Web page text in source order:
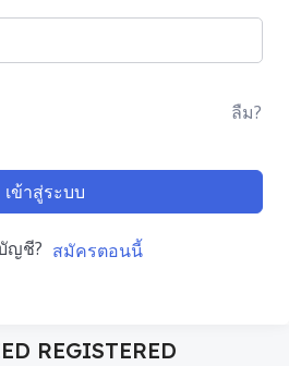
ลืม?
เข้าสู่ระบบ
ญชี? สมัครตอนนี้
REGISTERED